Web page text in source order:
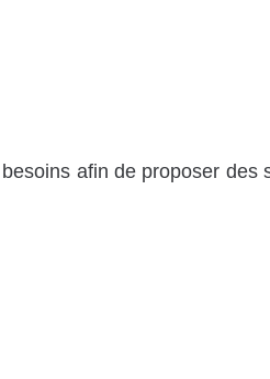
afin de proposer des